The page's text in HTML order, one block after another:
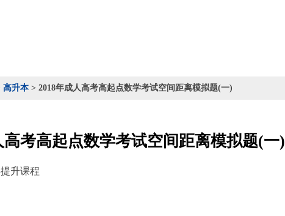
高升本> 2018年成人高考高起点数学考试空间距离模拟题(一)
高考高起点数学考试空间距离模拟题(一)
升课程